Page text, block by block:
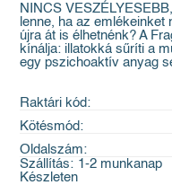
NINCS
lenne, ha az emlékeinket
újra át is élhetnénk? A
kínálja: illatokká sűríti a
egy pszichoaktív anyag
Raktári kód:
Kötésmód:
Oldalszám:
Szállítás: 1-2 munkanap
Készleten